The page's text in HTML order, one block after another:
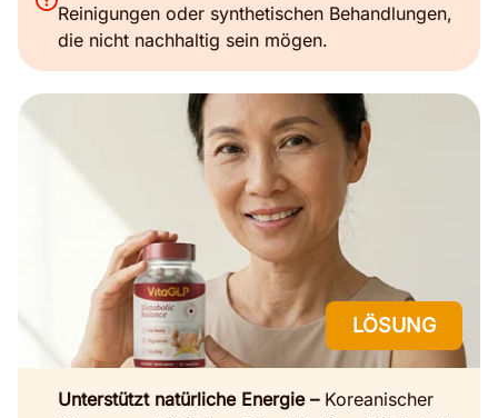
Reinigungen oder synthetischen Behandlungen,
die nicht nachhaltig sein mögen.
LÖSUNG
Unterstützt natürliche Energie –Koreanischer